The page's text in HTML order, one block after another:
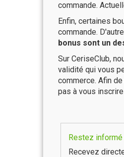
commande.
Enfin, certaines
commande.
bonus sont un
Sur CeriseClub,
validité qui vous
commerce. Afin
pas à vous
Restez
Recevez